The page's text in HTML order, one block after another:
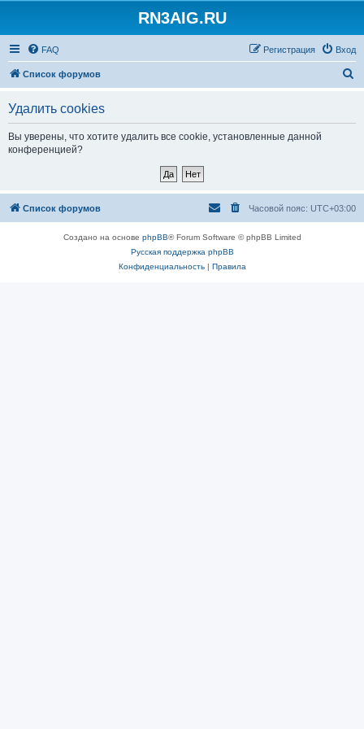
RN3AIG.RU
FAQ Вход
Регистрация
Список форумов
Удалить cookies
Вы уверены, что хотите удалить все cookie, установленные данной
конференцией?
Список форумов Часовой пояс: UTC+03:00
Создано на основе phpBB® Forum Software © phpBB Limited
Русская поддержка phpBB
Конфиденциальность| Правила